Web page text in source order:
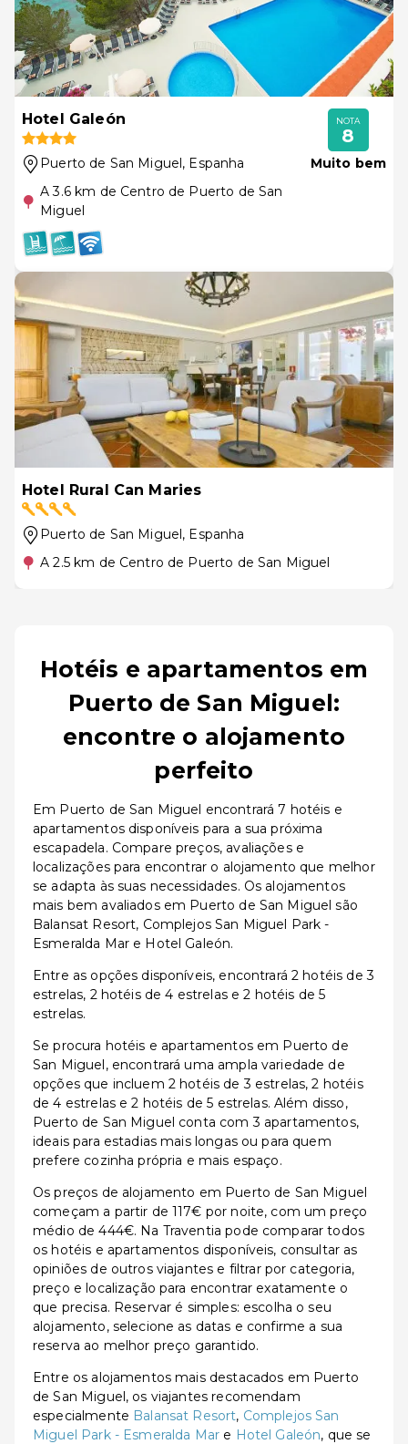
Hotel Galeón
Puerto de San Miguel, Espanha
A 3.6 km de Centro de Puerto de San
Miguel
NOTA
8
Muito bem
Hotel Rural Can Maries
Puerto de San Miguel, Espanha
A 2.5 km de Centro de Puerto de San Miguel
Hotéis e apartamentos em
Puerto de San Miguel:
encontre o alojamento
perfeito
Em Puerto de San Miguel encontrará 7 hotéis e
apartamentos disponíveis para a sua próxima
escapadela. Compare preços, avaliações e
localizações para encontrar o alojamento que melhor
se adapta às suas necessidades. Os alojamentos
mais bem avaliados em Puerto de San Miguel são
Balansat Resort, Complejos San Miguel Park -
Esmeralda Mar e Hotel Galeón.
Entre as opções disponíveis, encontrará 2 hotéis de 3
estrelas, 2 hotéis de 4 estrelas e 2 hotéis de 5
estrelas.
Se procura hotéis e apartamentos em Puerto de
San Miguel, encontrará uma ampla variedade de
opções que incluem 2 hotéis de 3 estrelas, 2 hotéis
de 4 estrelas e 2 hotéis de 5 estrelas. Além disso,
Puerto de San Miguel conta com 3 apartamentos,
ideais para estadias mais longas ou para quem
prefere cozinha própria e mais espaço.
Os preços de alojamento em Puerto de San Miguel
começam a partir de 117€ por noite, com um preço
médio de 444€. Na Traventia pode comparar todos
os hotéis e apartamentos disponíveis, consultar as
opiniões de outros viajantes e filtrar por categoria,
preço e localização para encontrar exatamente o
que precisa. Reservar é simples: escolha o seu
alojamento, selecione as datas e confirme a sua
reserva ao melhor preço garantido.
Entre os alojamentos mais destacados em Puerto
de San Miguel, os viajantes recomendam
especialmente Balansat Resort, Complejos San
Miguel Park - Esmeralda Mar e Hotel Galeón, que se